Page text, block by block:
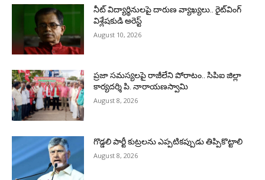
నీట్ విద్యార్థినులపై దారుణ వ్యాఖ్యలు.. రైట్‌వింగ్
విశ్లేషకుడి అరెస్ట్
August 10, 2026
ప్రజా సమస్యలపై రాజీలేని పోరాటం.. సిపిఐ జిల్లా
కార్యదర్శి పి. నారాయణస్వామి
August 8, 2026
గొడ్డలి పార్టీ కుట్రలను ఎప్పటికప్పుడు తిప్పికొట్టాలి
August 8, 2026